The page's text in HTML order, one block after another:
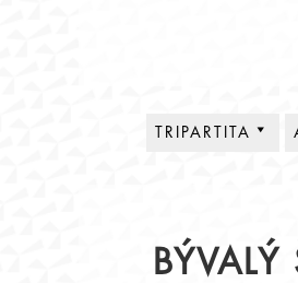
TRIPARTITA
JEDNACÍ ŘÁD